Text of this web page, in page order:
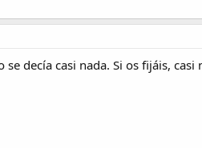
decía casi nada. Si os fijáis, casi